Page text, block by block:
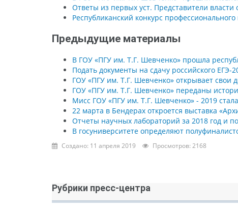
Ответы из первых уст. Представители
Республиканский конкурс
Предыдущие материалы
В ГОУ «ПГУ им. Т.Г. Шевченко» прошла
Подать документы на сдачу российского ЕГЭ-
ГОУ «ПГУ им. Т.Г. Шевченко» открывает свои
ГОУ «ПГУ им. Т.Г. Шевченко» переданы
Мисс ГОУ «ПГУ им. Т.Г. Шевченко» - 2019
22 марта в Бендерах откроется выставка
Отчеты научных лабораторий за 2018 год и
В госуниверситете определяют
Создано: 11 апреля 2019 Просмотров: 2168
Рубрики пресс-центра